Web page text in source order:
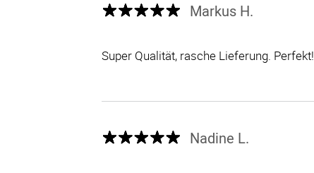
Markus H.
Super Qualität, rasche Lieferung. Perfekt!
Nadine L.